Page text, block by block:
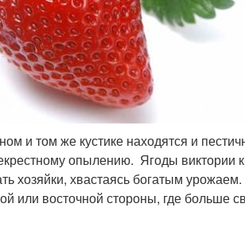
и том же кустике находятся и
опылению. Ягоды виктории
хозяйки, хвастаясь богатым
или восточной стороны, где больше